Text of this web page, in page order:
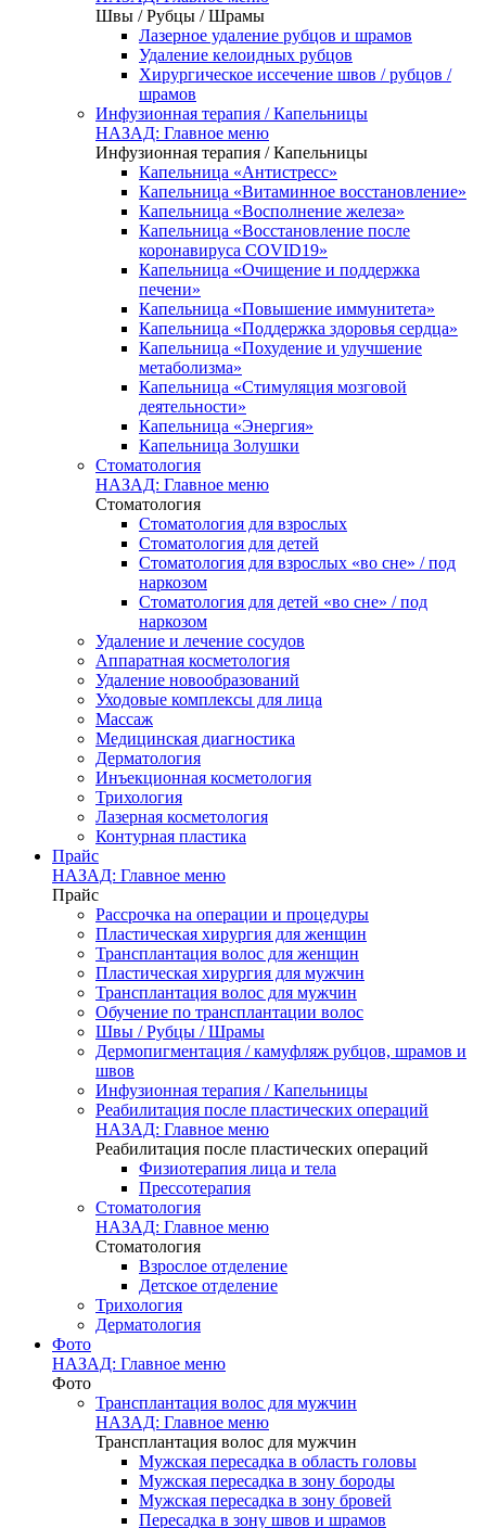
Швы / Рубцы / Шрамы
Лазерное удаление рубцов и шрамов
Удаление келоидных рубцов
Хирургическое иссечение швов / рубцов /
шрамов
Инфузионная терапия / Капельницы
НАЗАД: Главное меню
Инфузионная терапия / Капельницы
Капельница «Антистресс»
Капельница «Витаминное восстановление»
Капельница «Восполнение железа»
Капельница «Восстановление после
коронавируса COVID19»
Капельница «Очищение и поддержка
печени»
Капельница «Повышение иммунитета»
Капельница «Поддержка здоровья сердца»
Капельница «Похудение и улучшение
метаболизма»
Капельница «Стимуляция мозговой
деятельности»
Капельница «Энергия»
Капельница Золушки
Стоматология
НАЗАД: Главное меню
Стоматология
Стоматология для взрослых
Стоматология для детей
Стоматология для взрослых «во сне» / под
наркозом
Стоматология для детей «во сне» / под
наркозом
Удаление и лечение сосудов
Аппаратная косметология
Удаление новообразований
Уходовые комплексы для лица
Массаж
Медицинская диагностика
Дерматология
Инъекционная косметология
Трихология
Лазерная косметология
Контурная пластика
Прайс
НАЗАД: Главное меню
Прайс
Рассрочка на операции и процедуры
Пластическая хирургия для женщин
Трансплантация волос для женщин
Пластическая хирургия для мужчин
Трансплантация волос для мужчин
Обучение по трансплантации волос
Швы / Рубцы / Шрамы
Дермопигментация / камуфляж рубцов, шрамов и
швов
Инфузионная терапия / Капельницы
Реабилитация после пластических операций
НАЗАД: Главное меню
Реабилитация после пластических операций
Физиотерапия лица и тела
Прессотерапия
Стоматология
НАЗАД: Главное меню
Стоматология
Взрослое отделение
Детское отделение
Трихология
Дерматология
Фото
НАЗАД: Главное меню
Фото
Трансплантация волос для мужчин
НАЗАД: Главное меню
Трансплантация волос для мужчин
Мужская пересадка в область головы
Мужская пересадка в зону бороды
Мужская пересадка в зону бровей
Пересадка в зону швов и шрамов